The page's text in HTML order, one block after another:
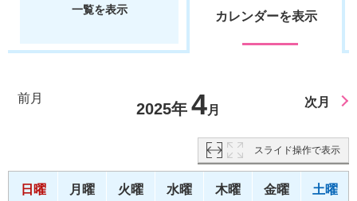
一覧を表示 カレンダーを表示
前月
2025年 4月
次月
スライド操作で表示
日曜
月曜
火曜
水曜
木曜
金曜
土曜